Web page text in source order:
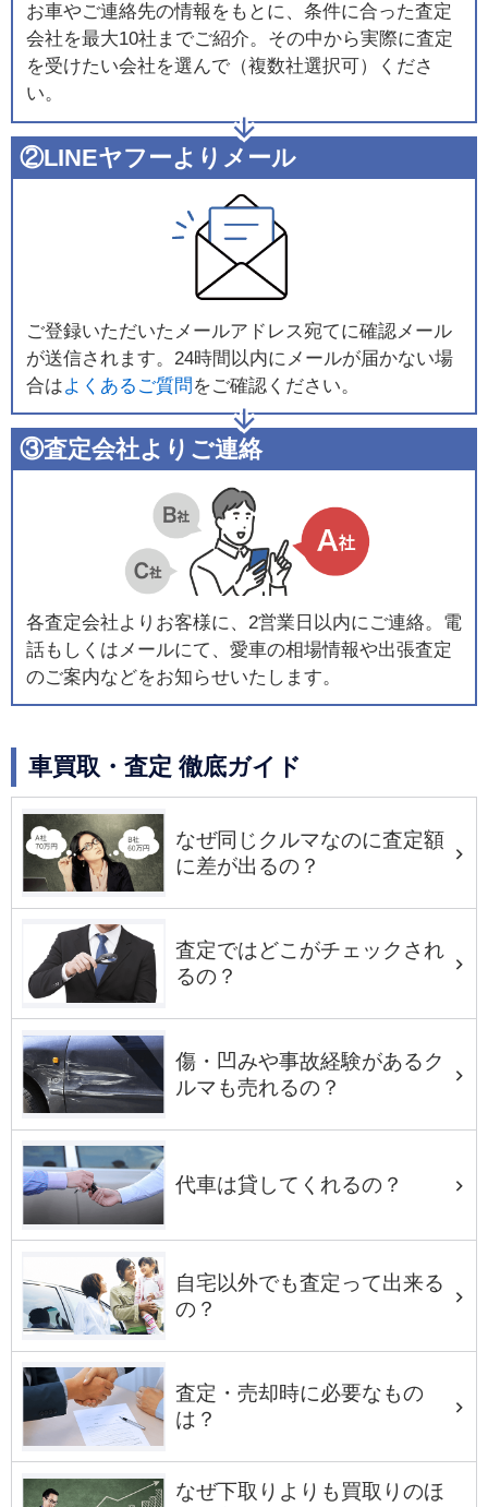
お車やご連絡先の情報をもとに、条件に合った査定
会社を最大10社までご紹介。その中から実際に査定
を受けたい会社を選んで（複数社選択可）くださ
い。
②LINEヤフーよりメール
ご登録いただいたメールアドレス宛てに確認メール
が送信されます。24時間以内にメールが届かない場
合はよくあるご質問 をご確認ください。
③査定会社よりご連絡
各査定会社よりお客様に、2営業日以内にご連絡。電
話もしくはメールにて、愛車の相場情報や出張査定
のご案内などをお知らせいたします。
車買取・査定 徹底ガイド
なぜ同じクルマなのに査定額
に差が出るの？
査定ではどこがチェックされ
るの？
傷・凹みや事故経験があるク
ルマも売れるの？
代車は貸してくれるの？
自宅以外でも査定って出来る
の？
査定・売却時に必要なもの
は？
なぜ下取りよりも買取りのほ